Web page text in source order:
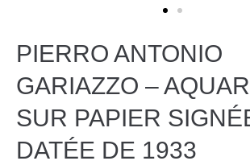
PIERRO ANTONIO
GARIAZZO –
SUR PAPIER
DATÉE DE 1933